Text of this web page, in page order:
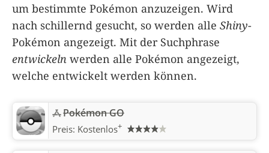
um bestimmte Pokémon anzuzeigen. Wird
nach schillernd gesucht, so werden alle Shiny-
Pokémon angezeigt. Mit der Suchphrase
entwickeln werden alle Pokémon angezeigt,
welche entwickelt werden können.
Pokémon GO
Preis: Kostenlos+